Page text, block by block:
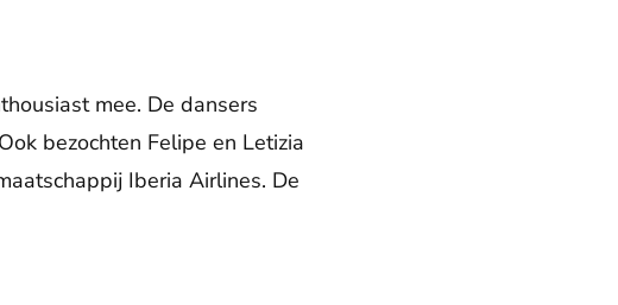
mee. De dansers
bezochten Felipe en Letizia
Iberia Airlines. De